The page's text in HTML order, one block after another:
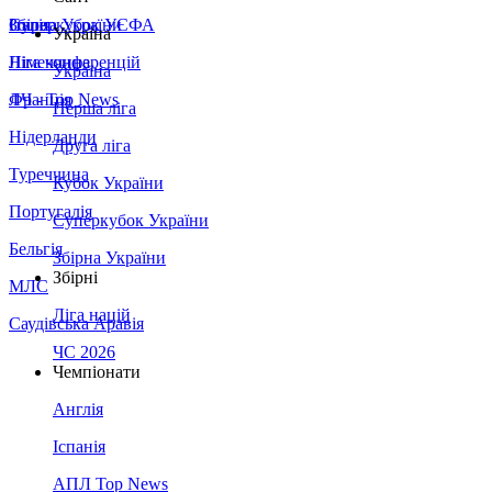
Збірна України
Італія
Німеччина
Франція
Нідерланди
Туреччина
Португалія
Бельгія
МЛС
Саудівська Аравія
Суперкубок УЄФА
Ліга конференцій
ЛЧ - Top News
Україна
Україна
Перша ліга
Друга ліга
Кубок України
Суперкубок України
Збірна України
Збірні
Ліга націй
ЧС 2026
Чемпіонати
Англія
Іспанія
АПЛ Top News